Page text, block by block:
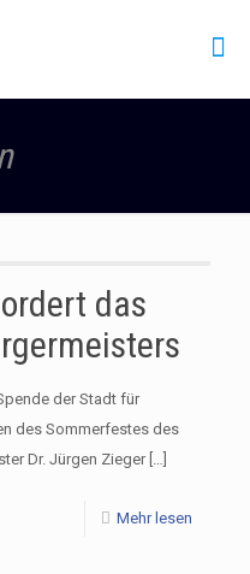
das
der Stadt für
des Sommerfestes des
Dr. Jürgen Zieger[…]
Mehr lesen